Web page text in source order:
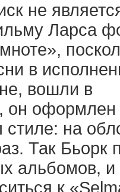
не
Ларса
в
вошли в
он
на
Так Бьорк
альбомов, и
к